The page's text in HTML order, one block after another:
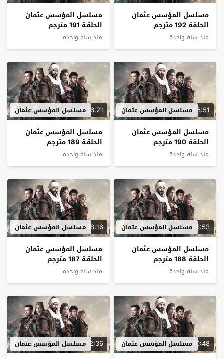
مسلسل المؤسس عثمان
الحلقة 192 مترجم
منذ سنة واحدة
مسلسل المؤسس عثمان
الحلقة 191 مترجم
منذ سنة واحدة
2:26:51مسلسل المؤسس عثمان
مسلسل المؤسس عثمان
الحلقة 190 مترجم
منذ سنة واحدة
2:36:21مسلسل المؤسس عثمان
مسلسل المؤسس عثمان
الحلقة 189 مترجم
منذ سنة واحدة
2:26:53مسلسل المؤسس عثمان
مسلسل المؤسس عثمان
الحلقة 188 مترجم
منذ سنة واحدة
2:38:16مسلسل المؤسس عثمان
مسلسل المؤسس عثمان
الحلقة 187 مترجم
منذ سنة واحدة
2:10:48مسلسل المؤسس عثمان 2:12:36مسلسل المؤسس عثمان